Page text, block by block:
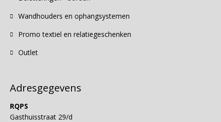
Adresgegevens
RQPS
Gasthuisstraat 29/d
Wandhouders en ophangsystemen
Promo textiel en relatiegeschenken
Outlet